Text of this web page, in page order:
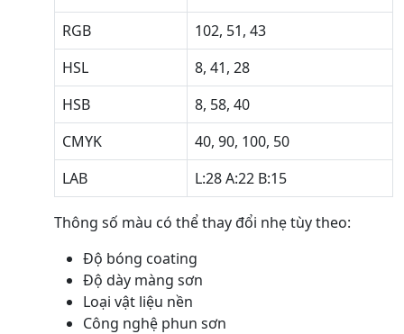
RGB
102, 51, 43
HSL
8, 41, 28
HSB
8, 58, 40
CMYK
40, 90, 100, 50
LAB
L:28 A:22 B:15
Thông số màu có thể thay đổi nhẹ tùy theo:
Độ bóng coating
Độ dày màng sơn
Loại vật liệu nền
Công nghệ phun sơn